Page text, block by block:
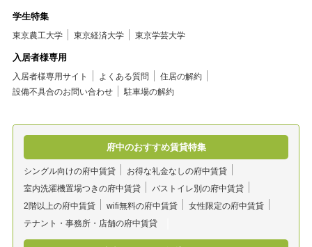
学生特集
東京農工大学 東京経済大学 東京学芸大学
入居者様専用
入居者様専用サイト よくある質問
住居の解約
設備不具合のお問い合わせ
駐車場の解約
府中のおすすめ賃貸特集
シングル向けの府中賃貸
お得な礼金なしの府中賃貸
室内洗濯機置場つきの府中賃貸
バストイレ別の府中賃貸
2階以上の府中賃貸
wifi無料の府中賃貸
女性限定の府中賃貸
テナント・事務所・店舗の府中賃貸